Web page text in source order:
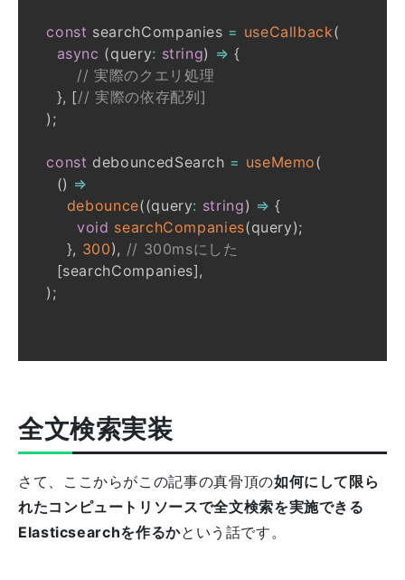
const searchCompanies = useCallback(
async (query: string) => {
// 実際のクエリ処理
}, [// 実際の依存配列]
) ;
const debouncedSearch = useMemo(
() =>
debounce((query: string) => {
void searchCompanies(query);
}, 300), // 300msにした
[searchCompanies],
) ;
全文検索実装
さて、ここからがこの記事の真骨頂の如何にして限ら
れたコンピュートリソースで全文検索を実施できる
Elasticsearchを作るかという話です。